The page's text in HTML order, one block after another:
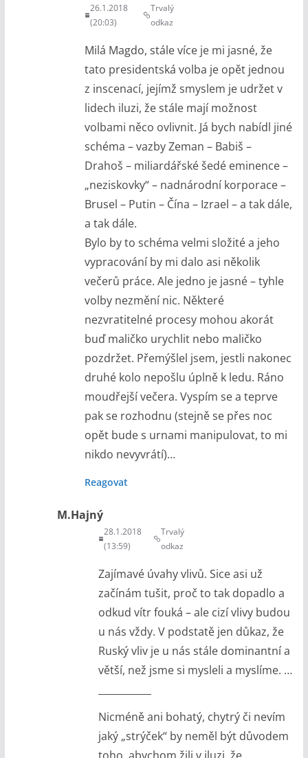
26.1.2018
(20:03)
Trvalý
odkaz
Milá Magdo, stále více je mi jasné, že
tato presidentská volba je opět jednou
z inscenací, jejímž smyslem je udržet v
lidech iluzi, že stále mají možnost
volbami něco ovlivnit. Já bych nabídl jiné
schéma – vazby Zeman – Babiš –
Drahoš – miliardářské šedé eminence –
„neziskovky“ – nadnárodní korporace –
Brusel – Putin – Čína – Izrael – a tak dále,
a tak dále.
Bylo by to schéma velmi složité a jeho
vypracování by mi dalo asi několik
večerů práce. Ale jedno je jasné – tyhle
volby nezmění nic. Některé
nezvratitelné procesy mohou akorát
buď maličko urychlit nebo maličko
pozdržet. Přemýšlel jsem, jestli nakonec
druhé kolo nepošlu úplně k ledu. Ráno
moudřejší večera. Vyspím se a teprve
pak se rozhodnu (stejně se přes noc
opět bude s urnami manipulovat, to mi
nikdo nevyvrátí)…
Reagovat
M.Hajný
28.1.2018
(13:59)
Trvalý
odkaz
Zajímavé úvahy vlivů. Sice asi už
začínám tušit, proč to tak dopadlo a
odkud vítr fouká – ale cizí vlivy budou
u nás vždy. V podstatě jen důkaz, že
Ruský vliv je u nás stále dominantní a
větší, než jsme si mysleli a myslíme. …
Nicméně ani bohatý, chytrý či nevím
jaký „strýček“ by neměl být důvodem